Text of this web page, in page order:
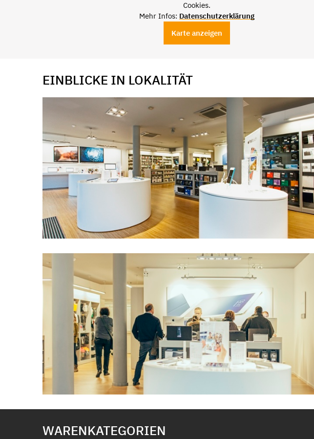
Cookies.
Mehr Infos: Datenschutzerklärung
Karte anzeigen
EINBLICKE IN LOKALITÄT
WARENKATEGORIEN